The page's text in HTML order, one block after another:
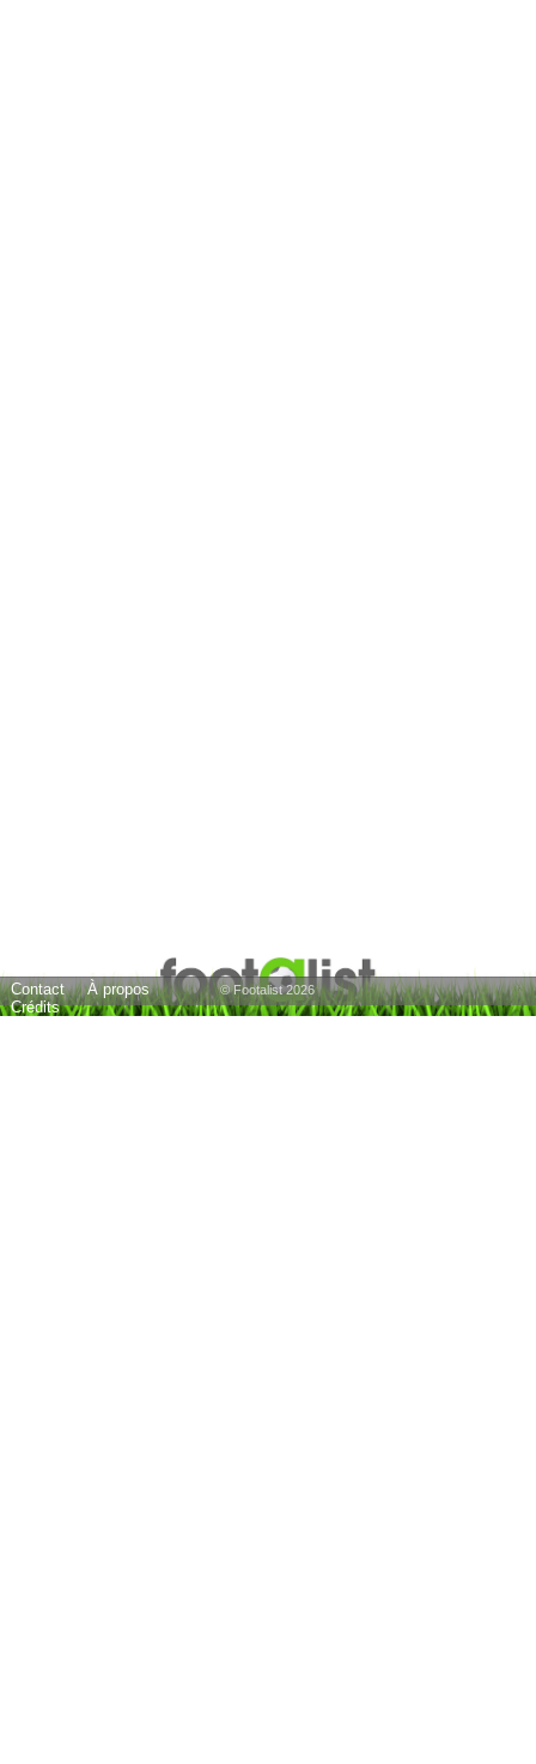
Contact
À propos
Crédits
© Footalist 2026